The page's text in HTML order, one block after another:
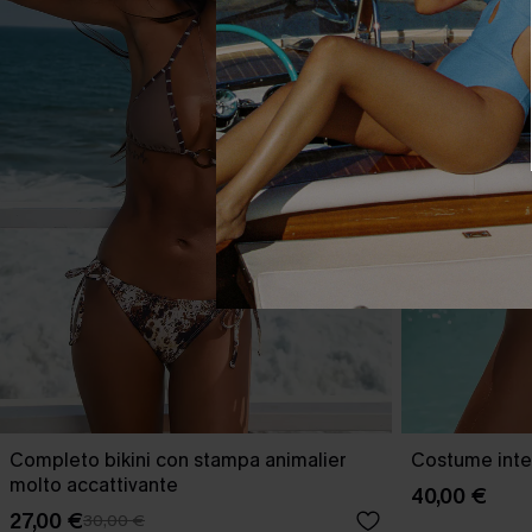
Completo bikini con stampa animalier
molto accattivante
27,00 €30,00 €
Costume
40,00 €